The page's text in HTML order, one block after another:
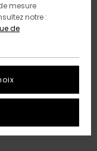
mesure
notre :
de